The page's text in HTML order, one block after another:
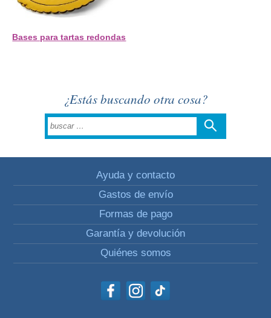
Bases para tartas redondas
¿Estás buscando otra cosa?
Ayuda y contacto
Gastos de envío
Formas de pago
Garantía y devolución
Quiénes somos